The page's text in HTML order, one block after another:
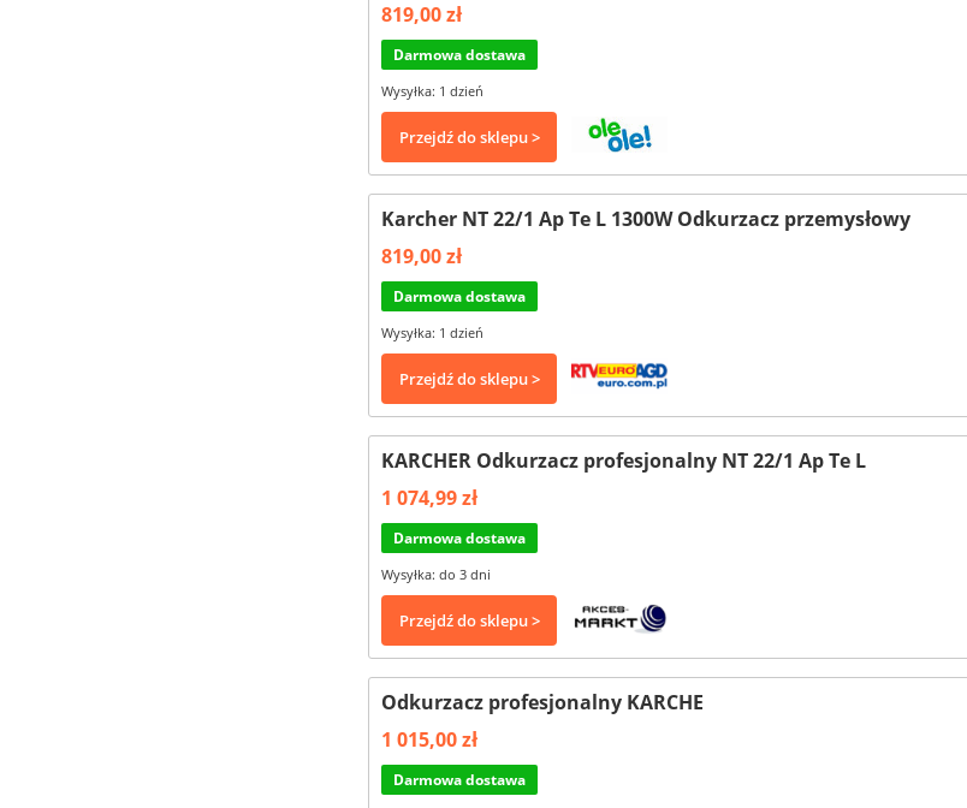
819,00 zł
Darmowa dostawa
Wysyłka: 1 dzień
Przejdź do sklepu >
Karcher NT 22/1 Ap Te L 1300W Odkurzacz przemysłowy
819,00 zł
Darmowa dostawa
Wysyłka: 1 dzień
Przejdź do sklepu >
KARCHER Odkurzacz profesjonalny NT 22/1 Ap Te L
1 074,99 zł
Darmowa dostawa
Wysyłka: do 3 dni
Przejdź do sklepu >
Odkurzacz profesjonalny KARCHE
1 015,00 zł
Darmowa dostawa